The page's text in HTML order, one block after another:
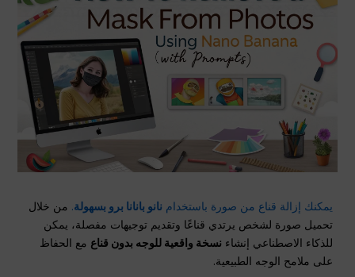
يمكنك إزالة قناع من صورة باستخدام نانو بانانا برو بسهولة. من خلال
تحميل صورة لشخص يرتدي قناعًا وتقديم توجيهات مفصلة، يمكن
للذكاء الاصطناعي إنشاء نسخة واقعية للوجه بدون قناع مع الحفاظ
على ملامح الوجه الطبيعية.